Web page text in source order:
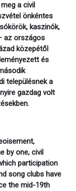
a civil
önkéntes
kaszinók,
az országos
közepétől
és
településnek a
gazdag volt
by one, civil
participation
song clubs have
the mid-19th